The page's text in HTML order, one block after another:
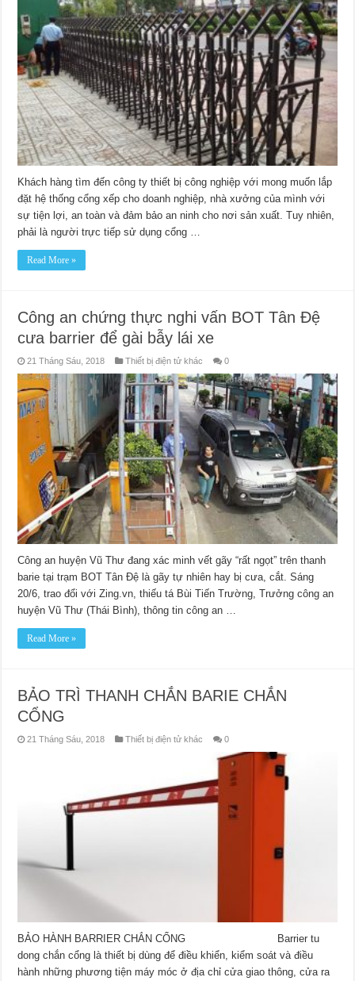
Khách hàng tìm đến công ty thiết bị công nghiệp với mong muốn lắp
đặt hệ thống cổng xếp cho doanh nghiệp, nhà xưởng của mình với
sự tiện lợi, an toàn và đảm bảo an ninh cho nơi sản xuất. Tuy nhiên,
phải là người trực tiếp sử dụng cổng …
Read More »
Công an chứng thực nghi vấn BOT Tân Đệ
cưa barrier để gài bẫy lái xe
21 Tháng Sáu, 2018 Thiết bị điện tử khác 0
Công an huyện Vũ Thư đang xác minh vết gãy “rất ngọt” trên thanh
barie tại trạm BOT Tân Đệ là gãy tự nhiên hay bị cưa, cắt. Sáng
20/6, trao đổi với Zing.vn, thiếu tá Bùi Tiến Trường, Trưởng công an
huyện Vũ Thư (Thái Bình), thông tin công an …
Read More »
BẢO TRÌ THANH CHẮN BARIE CHẮN
CỔNG
21 Tháng Sáu, 2018 Thiết bị điện tử khác 0
BẢO HÀNH BARRIER CHẮN CỔNG Barrier tu
dong chắn cổng là thiết bị dùng để điều khiển, kiểm soát và điều
hành những phương tiện máy móc ở địa chỉ cửa giao thông, cửa ra